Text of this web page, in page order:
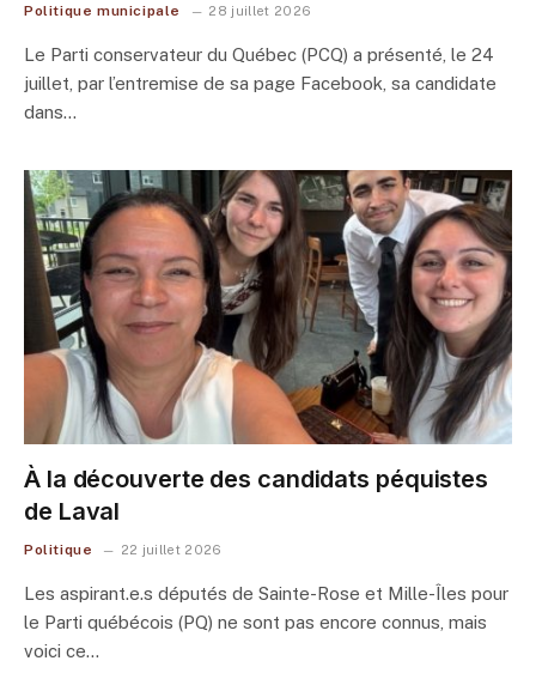
Politique municipale 28 juillet 2026
Le Parti conservateur du Québec (PCQ) a présenté, le 24
juillet, par l’entremise de sa page Facebook, sa candidate
dans…
À la découverte des candidats péquistes
de Laval
Politique 22 juillet 2026
Les aspirant.e.s députés de Sainte-Rose et Mille-Îles pour
le Parti québécois (PQ) ne sont pas encore connus, mais
voici ce…